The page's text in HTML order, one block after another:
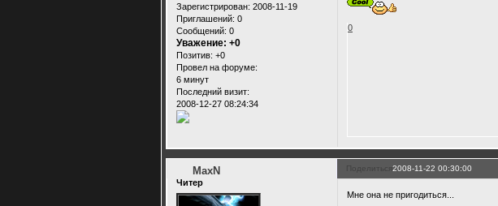
Зарегистрирован: 2008-11-19
Приглашений: 0
Сообщений: 0
Уважение: +0
Позитив: +0
Провел на форуме:
6 минут
Последний визит:
2008-12-27 08:24:34
0
Поделиться2008-11-22 00:30:00
MaxN
Читер
Мне она не пригодиться...